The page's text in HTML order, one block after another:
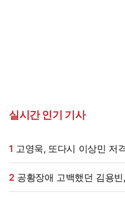
실시간 인기 기사
1
나중에 알고 욕해"
2
겹경사